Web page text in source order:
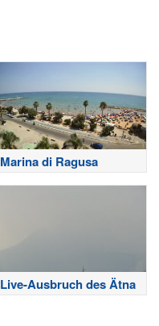
Marina di Ragusa
Live-Ausbruch des Ätna